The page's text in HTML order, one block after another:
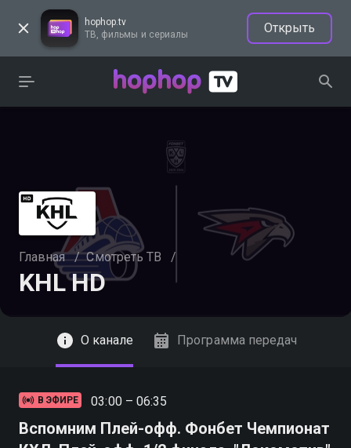
hophop.tv
ТВ, фильмы и сериалы
Открыть
Главная / Смотреть ТВ /
KHL HD
О канале Программа передач
В ЭФИРЕ 03:00 – 06:35
Вспомним Плей-офф. Фонбет Чемпионат